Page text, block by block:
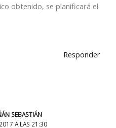
obtenido, se planificará el
Responder
SEBASTIÁN
A LAS 21:30